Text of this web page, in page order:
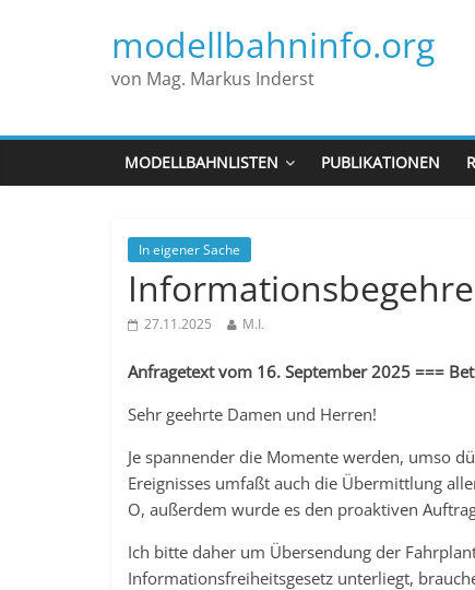
modellbahninfo.org
von Mag. Markus Inderst
MODELLBAHNLISTEN PUBLIKATIONEN
In eigener Sache
27.11.2025 M.I.
Anfragetext vom 16. September 2025 ===
Sehr geehrte Damen und Herren!
Je spannender die Momente werden, umso
Ereignisses umfaßt auch die Übermittlung
O, außerdem wurde es den proaktiven
Ich bitte daher um Übersendung der
Informationsfreiheitsgesetz unterliegt,